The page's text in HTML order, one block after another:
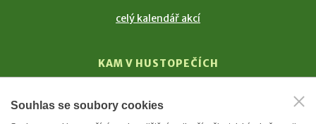
celý kalendář akcí
KAM V HUSTOPEČÍCH
T. G. Masaryk
Souhlas se soubory cookies